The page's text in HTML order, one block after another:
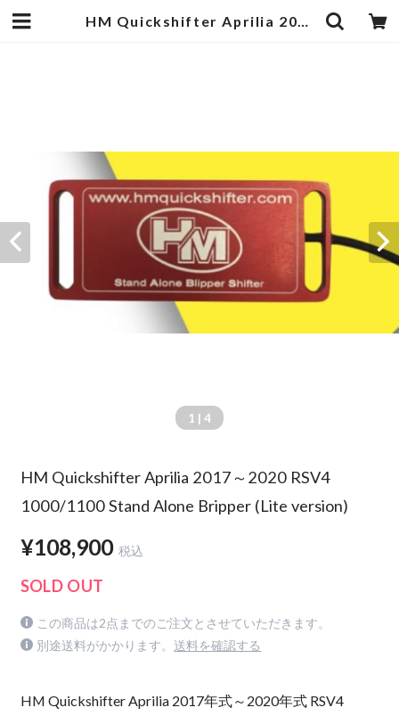
HM Quickshifter Aprilia 2017～2020 RSV4 1000/1100 Stand Alone Bripper (Lite version) | egukengarage
1 | 4
HM Quickshifter Aprilia 2017～2020 RSV4
1000/1100 Stand Alone Bripper (Lite version)
¥108,900 税込
SOLD OUT
この商品は2点までのご注文とさせていただきます。
別途送料がかかります。 送料を確認する
HM Quickshifter Aprilia 2017年式～2020年式 RSV4